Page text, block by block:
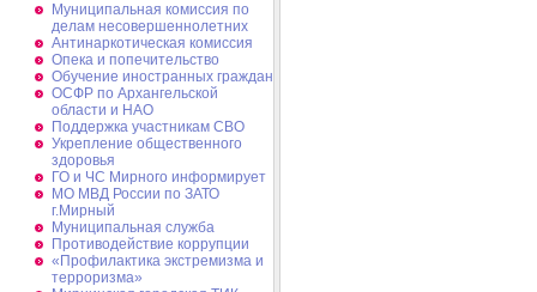
Муниципальная комиссия по
делам несовершеннолетних
Антинаркотическая комиссия
Опека и попечительство
Обучение иностранных граждан
ОСФР по Архангельской
области и НАО
Поддержка участникам СВО
Укрепление общественного
здоровья
ГО и ЧС Мирного информирует
МО МВД России по ЗАТО
г.Мирный
Муниципальная cлужба
Противодействие коррупции
«Профилактика экстремизма и
терроризма»